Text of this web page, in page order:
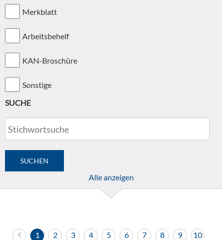
Merkblatt
Arbeitsbehelf
KAN-Broschüre
Sonstige
SUCHE
Alle anzeigen
1 2 3 4 5 6 7 8 9
10